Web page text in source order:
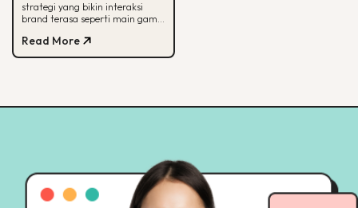
Kerjanya
strategi yang bikin interaksi
brand terasa seperti main game.
cara mulainya di sini.
Read More